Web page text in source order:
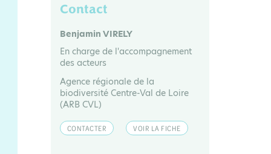
Contact
Benjamin VIRELY
En charge de l'accompagnement
des acteurs
Agence régionale de la
biodiversité Centre-Val de Loire
(ARB CVL)
CONTACTER VOIR LA FICHE